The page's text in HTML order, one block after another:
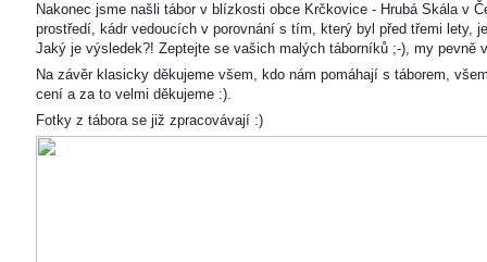
Nakonec jsme našli tábor v blízkosti obce Krčkovice - Hrubá Skála v
prostředí, kádr vedoucích v porovnání s tím, který byl před třemi lety,
Jaký je výsledek?! Zeptejte se vašich malých táborníků ;-), my pevně
Na závěr klasicky děkujeme všem, kdo nám pomáhají s táborem,
cení a za to velmi děkujeme :).
Fotky z tábora se již zpracovávají :)